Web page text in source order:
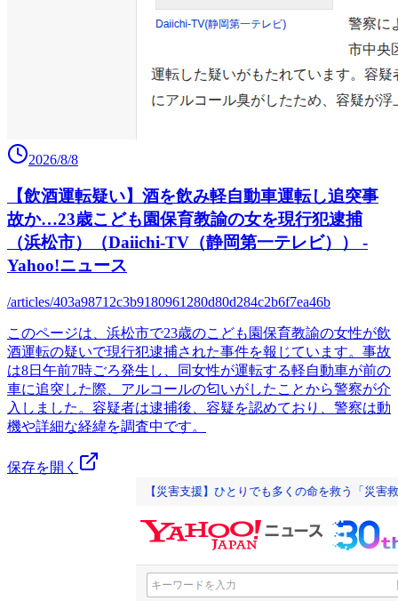
2026/8/8
【飲酒運転疑い】酒を飲み軽自動車運転し追突事
故か…23歳こども園保育教諭の女を現行犯逮捕
（浜松市）（Daiichi-TV（静岡第一テレビ）） -
Yahoo!ニュース
/articles/403a98712c3b9180961280d80d284c2b6f7ea46b
このページは、浜松市で23歳のこども園保育教諭の女性が飲
酒運転の疑いで現行犯逮捕された事件を報じています。事故
は8日午前7時ごろ発生し、同女性が運転する軽自動車が前の
車に追突した際、アルコールの匂いがしたことから警察が介
入しました。容疑者は逮捕後、容疑を認めており、警察は動
機や詳細な経緯を調査中です。
保存を開く